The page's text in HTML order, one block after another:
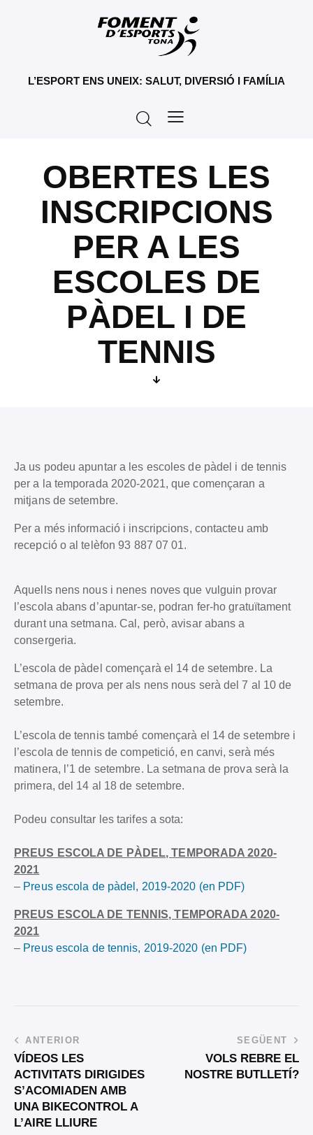
L’ESPORT ENS UNEIX: SALUT, DIVERSIÓ I FAMÍLIA
OBERTES LES
INSCRIPCIONS
PER A LES
ESCOLES DE
PÀDEL I DE
TENNIS
Ja us podeu apuntar a les escoles de pàdel i de tennis
per a la temporada 2020-2021, que començaran a
mitjans de setembre.
Per a més informació i inscripcions, contacteu amb
recepció o al telèfon 93 887 07 01.
Aquells nens nous i nenes noves que vulguin provar
l’escola abans d’apuntar-se, podran fer-ho gratuïtament
durant una setmana. Cal, però, avisar abans a
consergeria.
L’escola de pàdel començarà el 14 de setembre. La
setmana de prova per als nens nous serà del 7 al 10 de
setembre.
L’escola de tennis també començarà el 14 de setembre i
l’escola de tennis de competició, en canvi, serà més
matinera, l’1 de setembre. La setmana de prova serà la
primera, del 14 al 18 de setembre.
Podeu consultar les tarifes a sota:
PREUS ESCOLA DE PÀDEL, TEMPORADA 2020-
2021
– Preus escola de pàdel, 2019-2020 (en PDF)
PREUS ESCOLA DE TENNIS, TEMPORADA 2020-
2021
– Preus escola de tennis, 2019-2020 (en PDF)
ANTERIOR
VÍDEOS LES
ACTIVITATS DIRIGIDES
S’ACOMIADEN AMB
UNA BIKECONTROL A
L’AIRE LLIURE
SEGÜENT
VOLS REBRE EL
NOSTRE BUTLLETÍ?